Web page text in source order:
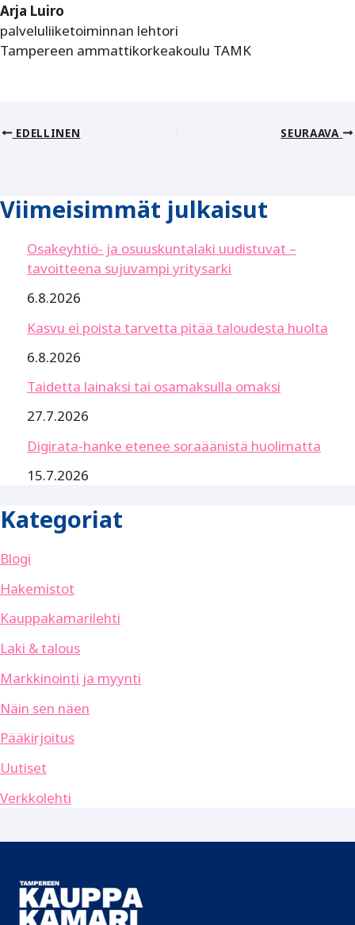
Arja Luiro
palveluliiketoiminnan lehtori
Tampereen ammattikorkeakoulu TAMK
EDELLINEN SEURAAVA
Viimeisimmät julkaisut
Osakeyhtiö- ja osuuskuntalaki uudistuvat –
tavoitteena sujuvampi yritysarki
6.8.2026
Kasvu ei poista tarvetta pitää taloudesta huolta
6.8.2026
Taidetta lainaksi tai osamaksulla omaksi
27.7.2026
Digirata-hanke etenee soraäänistä huolimatta
15.7.2026
Kategoriat
Blogi
Hakemistot
Kauppakamarilehti
Laki & talous
Markkinointi ja myynti
Näin sen näen
Pääkirjoitus
Uutiset
Verkkolehti